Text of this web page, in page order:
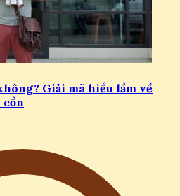
Giải mã hiểu lầm về
cồn